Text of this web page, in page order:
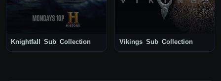
Knightfall Sub Collection Vikings Sub Collection